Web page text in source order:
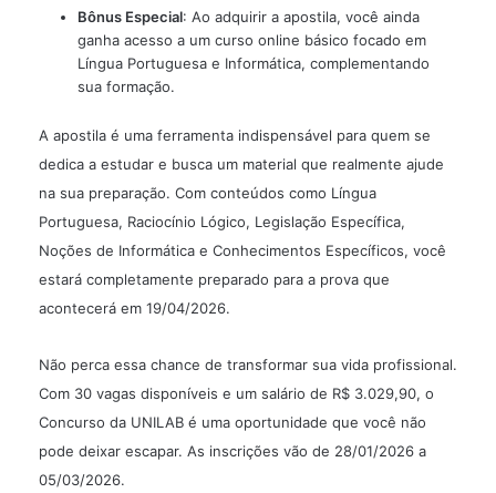
Bônus Especial: Ao adquirir a apostila, você ainda
ganha acesso a um curso online básico focado em
Língua Portuguesa e Informática, complementando
sua formação.
A apostila é uma ferramenta indispensável para quem se
dedica a estudar e busca um material que realmente ajude
na sua preparação. Com conteúdos como Língua
Portuguesa, Raciocínio Lógico, Legislação Específica,
Noções de Informática e Conhecimentos Específicos, você
estará completamente preparado para a prova que
acontecerá em 19/04/2026.
Não perca essa chance de transformar sua vida profissional.
Com 30 vagas disponíveis e um salário de R$ 3.029,90, o
Concurso da UNILAB é uma oportunidade que você não
pode deixar escapar. As inscrições vão de 28/01/2026 a
05/03/2026.